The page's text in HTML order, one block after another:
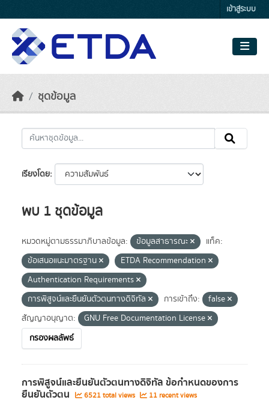
เข้าสู่ระบบ
ชุดข้อมูล
เรียงโดย
พบ 1 ชุดข้อมูล
หมวดหมู่ตามธรรมาภิบาลข้อมูล: ข้อมูลสาธารณะ
แท็ค:
ข้อเสนอแนะมาตรฐาน
ETDA Recommendation
Authentication Requirements
การพิสูจน์และยืนยันตัวตนทางดิจิทัล
การเข้าถึง:
false
สัญญาอนุญาต:
GNU Free Documentation License
กรองผลลัพธ์
การพิสูจน์และยืนยันตัวตนทางดิจิทัล ข้อกำหนดของการ
ยืนยันตัวตน 6521 total views 11 recent views